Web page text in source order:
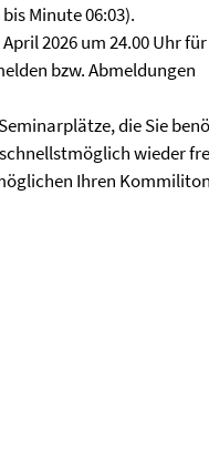
Minute 06:03).
2026 um 24.00 Uhr
bzw. Abmeldungen
die Sie
wieder
Ihren